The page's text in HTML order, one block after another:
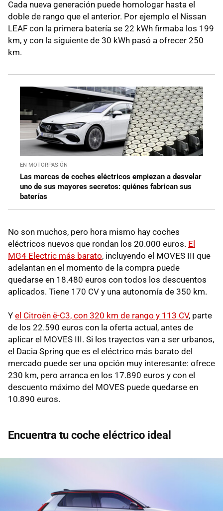
Cada nueva generación puede homologar hasta el
doble de rango que el anterior. Por ejemplo el Nissan
LEAF con la primera batería se 22 kWh firmaba los 199
km, y con la siguiente de 30 kWh pasó a ofrecer 250
km.
EN MOTORPASIÓN
Las marcas de coches eléctricos empiezan a desvelar
uno de sus mayores secretos: quiénes fabrican sus
baterías
No son muchos, pero hora mismo hay coches
eléctricos nuevos que rondan los 20.000 euros. El
MG4 Electric más barato, incluyendo el MOVES III que
adelantan en el momento de la compra puede
quedarse en 18.480 euros con todos los descuentos
aplicados. Tiene 170 CV y una autonomía de 350 km.
Y el Citroën ë-C3, con 320 km de rango y 113 CV, parte
de los 22.590 euros con la oferta actual, antes de
aplicar el MOVES III. Si los trayectos van a ser urbanos,
el Dacia Spring que es el eléctrico más barato del
mercado puede ser una opción muy interesante: ofrece
230 km, pero arranca en los 17.890 euros y con el
descuento máximo del MOVES puede quedarse en
10.890 euros.
Encuentra tu coche eléctrico ideal